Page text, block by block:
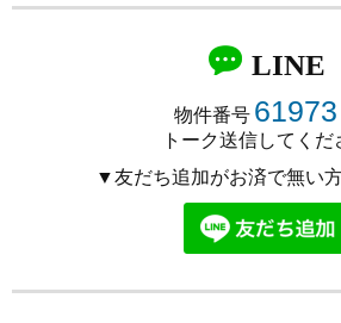
LINE
物件番号 61973
トーク送信してくだ
▼友だち追加がお済で無い